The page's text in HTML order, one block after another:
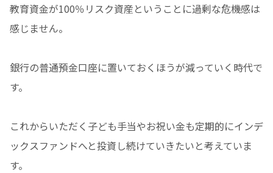
教育資金が100％リスク資産ということに過剰な危機感は
感じません。
銀行の普通預金口座に置いておくほうが減っていく時代で
す。
これからいただく子ども手当やお祝い金も定期的にインデ
ックスファンドへと投資し続けていきたいと考えていま
す。